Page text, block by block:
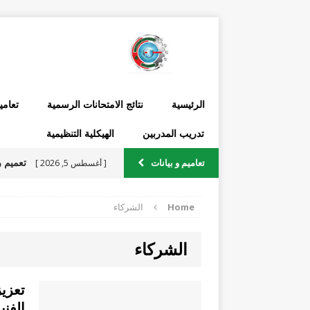
الرئيسية نتائج الامتحانات الرسمية
تدريب المدربين الهيكلية التنظيمية
تعاميم و بيانات [ أغسطس 5, 2026 ]
والمدارس الفنية الرسمية
Home الشركاء
الشركاء